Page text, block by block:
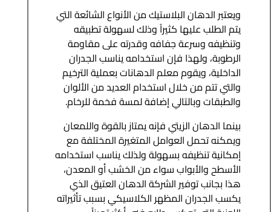
ويعتبر الدهان البلاستيك من الأنواع الشائعة التي
يتم الطلب عليها كثيراً وذلك لسهولة تطبيقه
وتنظيفه وسرعة جفافه وقدرته على مقاومة
الرطوبة، ولهذا فإن استخدامه يناسب الجدران
الداخلية، ويقوم معلم الدهانات بعملية الترخيم
والتي تتم من خلال استخدام العديد من الألوان
والطبقات وبالتالي إضافة لمسة فخمة للرخام.
بينما الدهان الزيتي فإنه يمتاز بالقوة واللمعان
ويمكنه تحمل العوامل المتغيرة المختلفة مع
إمكانية تنظيفه بسهولة ولذلك يناسب استخدامه
الأسطح والأبواب سواء من الخشب أو المعدن،
هذا بجانب توفير الشركة الدهان العتيق الذي
يكسب الجدران المظهر الكلاسيكي بسبب تأثيراته